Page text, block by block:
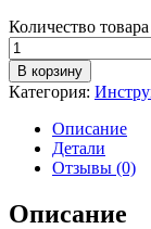
Количество
В корзину
Категория:
Описание
Детали
Отзывы (0)
Описание